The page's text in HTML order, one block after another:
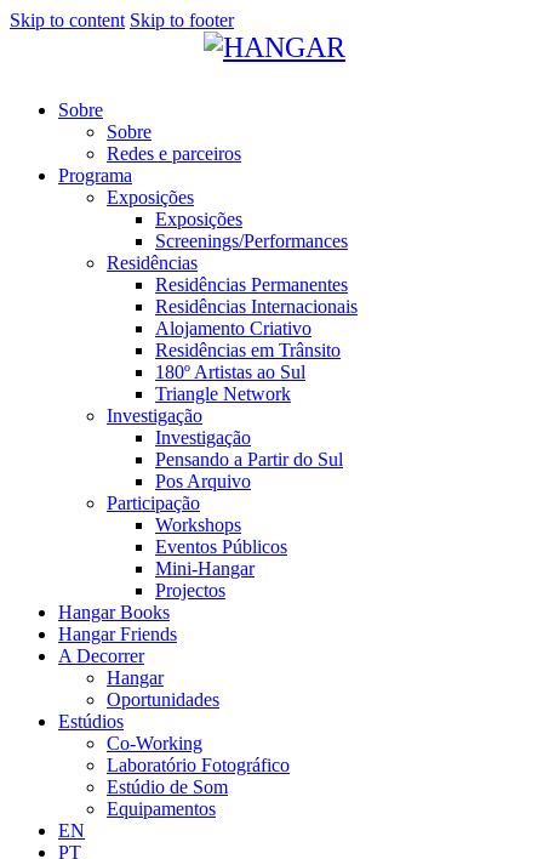
Skip to content Skip to footer
Sobre
Sobre
Redes e parceiros
Programa
Exposições
Exposições
Screenings/Performances
Residências
Residências Permanentes
Residências Internacionais
Alojamento Criativo
Residências em Trânsito
180º Artistas ao Sul
Triangle Network
Investigação
Investigação
Pensando a Partir do Sul
Pos Arquivo
Participação
Workshops
Eventos Públicos
Mini-Hangar
Projectos
Hangar Books
Hangar Friends
A Decorrer
Hangar
Oportunidades
Estúdios
Co-Working
Laboratório Fotográfico
Estúdio de Som
Equipamentos
EN
PT